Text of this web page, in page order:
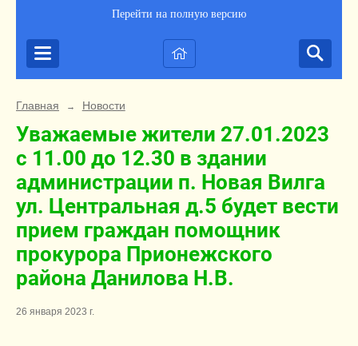
Перейти на полную версию
Главная → Новости
Уважаемые жители 27.01.2023
с 11.00 до 12.30 в здании
администрации п. Новая Вилга
ул. Центральная д.5 будет вести
прием граждан помощник
прокурора Прионежского
района Данилова Н.В.
26 января 2023 г.